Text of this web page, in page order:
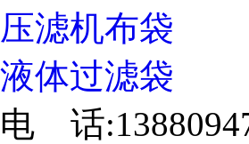
压滤机布袋
液体过滤袋
电 话